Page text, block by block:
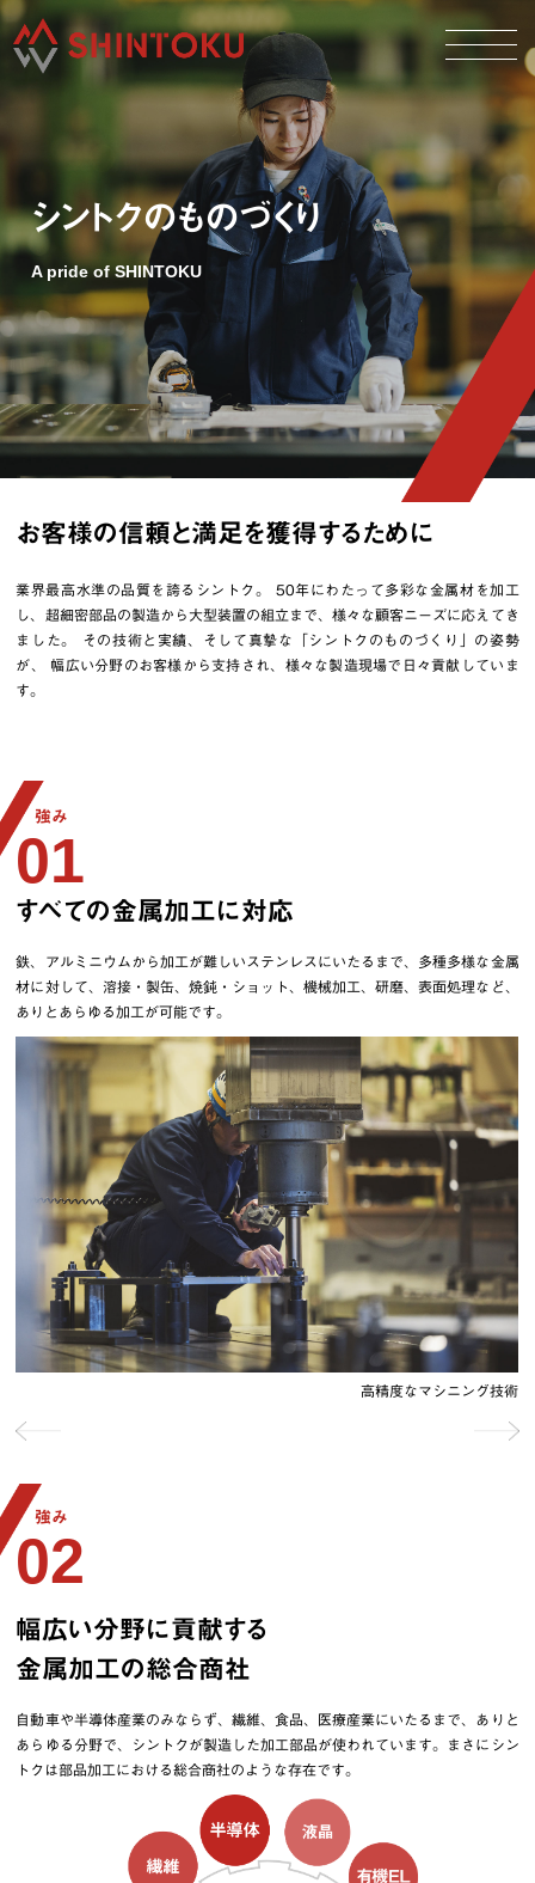
シントクのものづくり
技術と設備
会社情報
採用情報
お問い合わせ
シントクのものづくり
A pride of SHINTOKU
お客様の信頼と満足を獲得するために
業界最高水準の品質を誇るシントク。
50年にわたって多彩な金属材を加工
し、超細密部品の製造から大型装置の組立まで、様々な顧客ニーズに応えてき
ました。
その技術と実績、そして真摯な「シントクのものづくり」の姿勢
が、
幅広い分野のお客様から支持され、様々な製造現場で日々貢献していま
す。
強み
01
すべての金属加工に対応
鉄、アルミニウムから加工が難しいステンレスにいたるまで、多種多様な金属
材に対して、溶接・製缶、焼鈍・ショット、機械加工、研磨、表面処理など、
ありとあらゆる加工が可能です。
ブラストで金属の表面を処理
高精度なマシニング技術
強み
02
幅広い分野に貢献する
金属加工の総合商社
自動車や半導体産業のみならず、繊維、食品、医療産業にいたるまで、ありと
あらゆる分野で、シントクが製造した加工部品が使われています。まさにシン
トクは部品加工における総合商社のような存在です。